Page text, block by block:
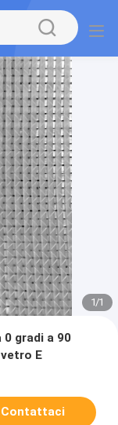
1/1
gradi a 90
E
Contattaci